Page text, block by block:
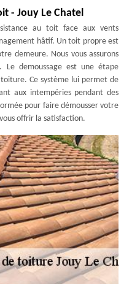
- Jouy Le Chatel
au toit face aux vents
hâtif. Un toit propre est
demeure. Nous vous assurons
Le demoussage est une étape
Ce système lui permet de
aux intempéries pendant des
pour faire démousser votre
offrir la satisfaction.